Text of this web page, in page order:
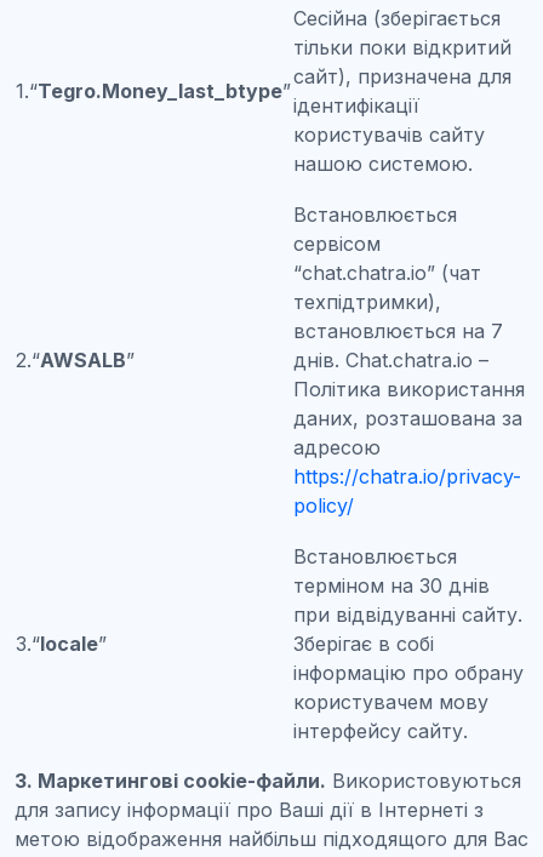
1.“Tegro.Money_last_btype”
Сесійна (зберігається
тільки поки відкритий
сайт), призначена для
ідентифікації
користувачів сайту
нашою системою.
2.“AWSALB”
Встановлюється
сервісом
“chat.chatra.io” (чат
техпідтримки),
встановлюється на 7
днів. Chat.chatra.io –
Політика використання
даних, розташована за
адресою
https://chatra.io/privacy-
policy/
3.“locale”
Встановлюється
терміном на 30 днів
при відвідуванні сайту.
Зберігає в собі
інформацію про обрану
користувачем мову
інтерфейсу сайту.
3. Маркетингові cookie-файли. Використовуються
для запису інформації про Ваші дії в Інтернеті з
метою відображення найбільш підходящого для Вас